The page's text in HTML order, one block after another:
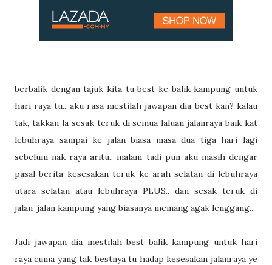
berbalik dengan tajuk kita tu best ke balik kampung untuk
hari raya tu.. aku rasa mestilah jawapan dia best kan? kalau
tak, takkan la sesak teruk di semua laluan jalanraya baik kat
lebuhraya sampai ke jalan biasa masa dua tiga hari lagi
sebelum nak raya aritu.. malam tadi pun aku masih dengar
pasal berita kesesakan teruk ke arah selatan di lebuhraya
utara selatan atau lebuhraya PLUS.. dan sesak teruk di
jalan-jalan kampung yang biasanya memang agak lenggang..
Jadi jawapan dia mestilah best balik kampung untuk hari
raya cuma yang tak bestnya tu hadap kesesakan jalanraya ye